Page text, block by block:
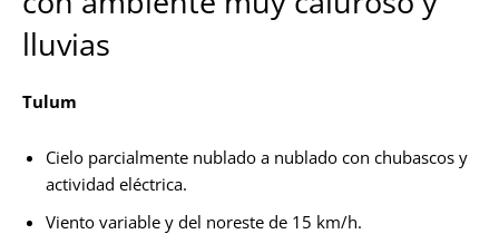
lluvias
Tulum
Cielo parcialmente nublado a nublado con chubascos y
actividad eléctrica.
Viento variable y del noreste de 15 km/h.